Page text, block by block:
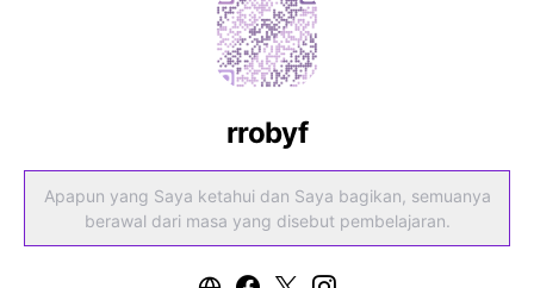
rrobyf
Apapun yang Saya ketahui dan Saya bagikan, semuanya
berawal dari masa yang disebut pembelajaran.